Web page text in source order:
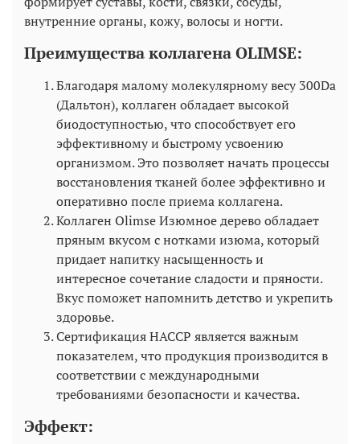
внутренние органы, кожу, волосы и ногти.
Преимущества коллагена OLIMSE:
Благодаря малому молекулярному весу 300Da
(Дальтон), коллаген обладает высокой
биодоступностью, что способствует его
эффективному и быстрому усвоению
организмом. Это позволяет начать процессы
восстановления тканей более эффективно и
оперативно после приема коллагена.
Коллаген Olimse Изюмное дерево обладает
пряным вкусом с нотками изюма, который
придает напитку насыщенность и
интересное сочетание сладости и пряности.
Вкус поможет напомнить детство и укрепить
здоровье.
Сертификация HACCP является важным
показателем, что продукция производится в
соответствии с международными
требованиями безопасности и качества.
Эффект: